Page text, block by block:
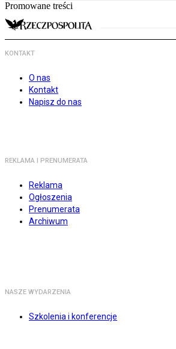
Promowane treści
KONTAKT
O nas
Kontakt
Napisz do nas
REKLAMA I PRENUMERATA
Reklama
Ogłoszenia
Prenumerata
Archiwum
NASZE WYDARZENIA
Szkolenia i konferencje